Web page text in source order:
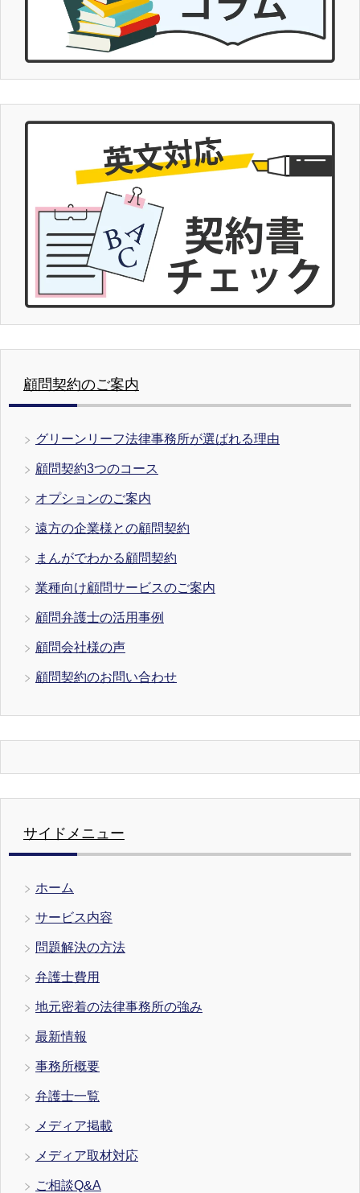
顧問契約のご案内
グリーンリーフ法律事務所が選ばれる理由
顧問契約3つのコース
オプションのご案内
遠方の企業様との顧問契約
まんがでわかる顧問契約
業種向け顧問サービスのご案内
顧問弁護士の活用事例
顧問会社様の声
顧問契約のお問い合わせ
サイドメニュー
ホーム
サービス内容
問題解決の方法
弁護士費用
地元密着の法律事務所の強み
最新情報
事務所概要
弁護士一覧
メディア掲載
メディア取材対応
ご相談Q&A